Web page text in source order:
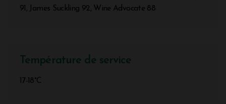
91, James Suckling 92, Wine Advocate 88
Température de service
17-18°C